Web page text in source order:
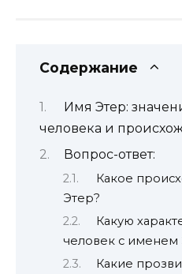
Содержание
Имя Этер:
человека и
Вопрос-ответ:
Какое
Этер?
Какую
человек с именем
Какие